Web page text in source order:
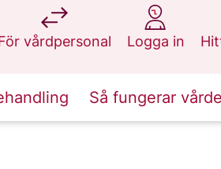
vårdpersonal
på 1177.se
Logga in
på 1177.se
Så fungerar